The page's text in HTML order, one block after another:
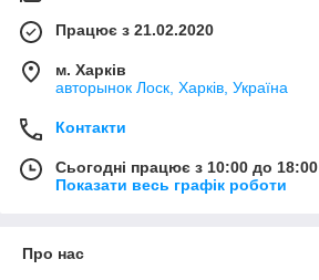
Працює з 21.02.2020
м. Харків
авторынок Лоск, Харків, Україна
Контакти
Сьогодні працює з 10:00 до 18:00
Показати весь графік роботи
Про нас